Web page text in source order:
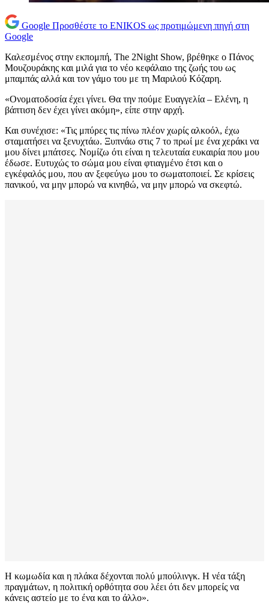
Google Προσθέστε το ENIKOS ως προτιμώμενη πηγή στη
Google
Καλεσμένος στην εκπομπή, The 2Night Show, βρέθηκε ο Πάνος
Μουζουράκης και μιλά για το νέο κεφάλαιο της ζωής του ως
μπαμπάς αλλά και τον γάμο του με τη Μαριλού Κόζαρη.
«Ονοματοδοσία έχει γίνει. Θα την πούμε Ευαγγελία – Ελένη, η
βάπτιση δεν έχει γίνει ακόμη», είπε στην αρχή.
Και συνέχισε: «Τις μπύρες τις πίνω πλέον χωρίς αλκοόλ, έχω
σταματήσει να ξενυχτάω. Ξυπνάω στις 7 το πρωί με ένα χεράκι να
μου δίνει μπάτσες. Νομίζω ότι είναι η τελευταία ευκαιρία που μου
έδωσε. Ευτυχώς το σώμα μου είναι φτιαγμένο έτσι και ο
εγκέφαλός μου, που αν ξεφεύγω μου το σωματοποιεί. Σε κρίσεις
πανικού, να μην μπορώ να κινηθώ, να μην μπορώ να σκεφτώ.
Η κωμωδία και η πλάκα δέχονται πολύ μπούλινγκ. Η νέα τάξη
πραγμάτων, η πολιτική ορθότητα σου λέει ότι δεν μπορείς να
κάνεις αστείο με το ένα και το άλλο».